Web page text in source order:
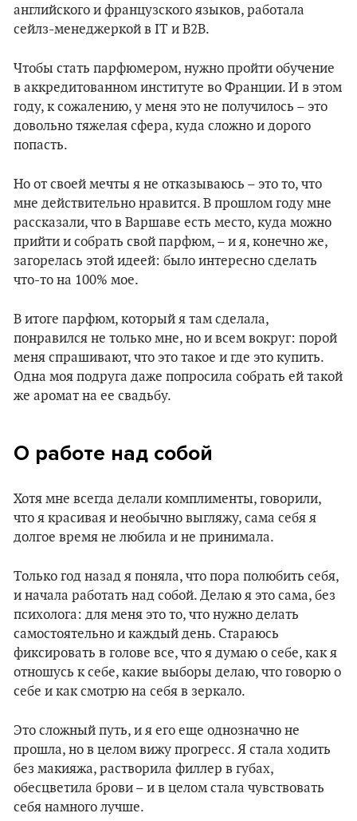
английского и французского языков, работала
сейлз-менеджеркой в IT и B2B.
Чтобы стать парфюмером, нужно пройти обучение
в аккредитованном институте во Франции. И в этом
году, к сожалению, у меня это не получилось – это
довольно тяжелая сфера, куда сложно и дорого
попасть.
Но от своей мечты я не отказываюсь – это то, что
мне действительно нравится. В прошлом году мне
рассказали, что в Варшаве есть место, куда можно
прийти и собрать свой парфюм, – и я, конечно же,
загорелась этой идеей: было интересно сделать
что-то на 100% мое.
В итоге парфюм, который я там сделала,
понравился не только мне, но и всем вокруг: порой
меня спрашивают, что это такое и где это купить.
Одна моя подруга даже попросила собрать ей такой
же аромат на ее свадьбу.
О работе над собой
Хотя мне всегда делали комплименты, говорили,
что я красивая и необычно выгляжу, сама себя я
долгое время не любила и не принимала.
Только год назад я поняла, что пора полюбить себя,
и начала работать над собой. Делаю я это сама, без
психолога: для меня это то, что нужно делать
самостоятельно и каждый день. Стараюсь
фиксировать в голове все, что я думаю о себе, как я
отношусь к себе, какие выборы делаю, что говорю о
себе и как смотрю на себя в зеркало.
Это сложный путь, и я его еще однозначно не
прошла, но в целом вижу прогресс. Я стала ходить
без макияжа, растворила филлер в губах,
обесцветила брови – и в целом стала чувствовать
себя намного лучше.